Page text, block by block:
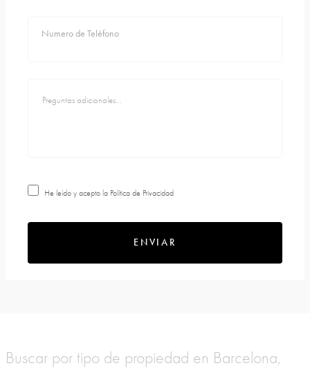
Numero de Teléfono
He leído y acepto la Política de Privacidad
ENVIAR
Buscar por tipo de propiedad en Barcelona,